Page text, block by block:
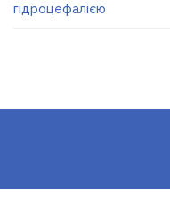
гідроцефалією